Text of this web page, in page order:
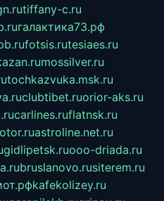
tiffany-c.ru
галактика73.рф
fotsis.rutesiaes.ru
mossilver.ru
tochkazvuka.msk.ru
clubtibet.ruorior-aks.ru
carlines.ruflatnsk.ru
astroline.net.ru
gidlipetsk.ruooo-driada.ru
bruslanovo.rusiterem.ru
kafekolizey.ru